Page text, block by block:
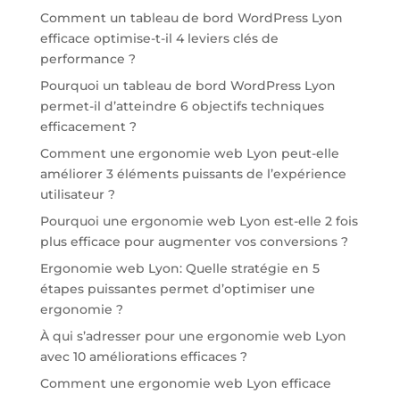
Comment un tableau de bord WordPress Lyon
efficace optimise-t-il 4 leviers clés de
performance ?
Pourquoi un tableau de bord WordPress Lyon
permet-il d’atteindre 6 objectifs techniques
efficacement ?
Comment une ergonomie web Lyon peut-elle
améliorer 3 éléments puissants de l’expérience
utilisateur ?
Pourquoi une ergonomie web Lyon est-elle 2 fois
plus efficace pour augmenter vos conversions ?
Ergonomie web Lyon: Quelle stratégie en 5
étapes puissantes permet d’optimiser une
ergonomie ?
À qui s’adresser pour une ergonomie web Lyon
avec 10 améliorations efficaces ?
Comment une ergonomie web Lyon efficace